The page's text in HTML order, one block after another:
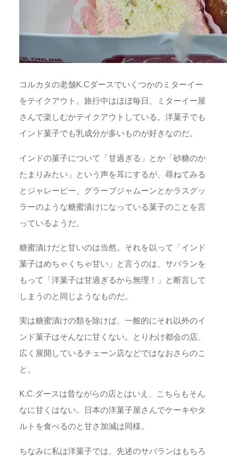
コルカタの老舗K.Cダースでいくつかのミターイー
をテイクアウト。旅行中はほぼ毎日、ミターイー屋
さんで楽しむかテイクアウトしている。洋菓子でも
インド菓子でも乳成分が多いものが好きなのだ。
インドの菓子について「甘過ぎる」とか「砂糖のか
たまりみたい」という声を耳にするが、尋ねてみる
とジャレービー、グラーブジャムーンとかラスグッ
ラーのような糖蜜漬けになっている菓子のことを言
っているようだ。
糖蜜漬けだと甘いのは当然。それを以って「インド
菓子はめちゃくちゃ甘い」と言うのは、サバランを
もって「洋菓子は甘過ぎるから無理！」と断言して
しまうのと同じようなものだ。
実は糖蜜漬けの類を除けば、一般的にそれ以外のイ
ンド菓子はそんなに甘くない。とりわけ都会の店、
広く展開しているチェーン店などではなおさらのこ
と。
K.C.ダースは昔ながらの店とはいえ、こちらもそん
なに甘くはない。日本の洋菓子屋さんでケーキやタ
ルトを食べるのと甘さ加減は同様。
ちなみに私は洋菓子では、先述のサバランはもちろ